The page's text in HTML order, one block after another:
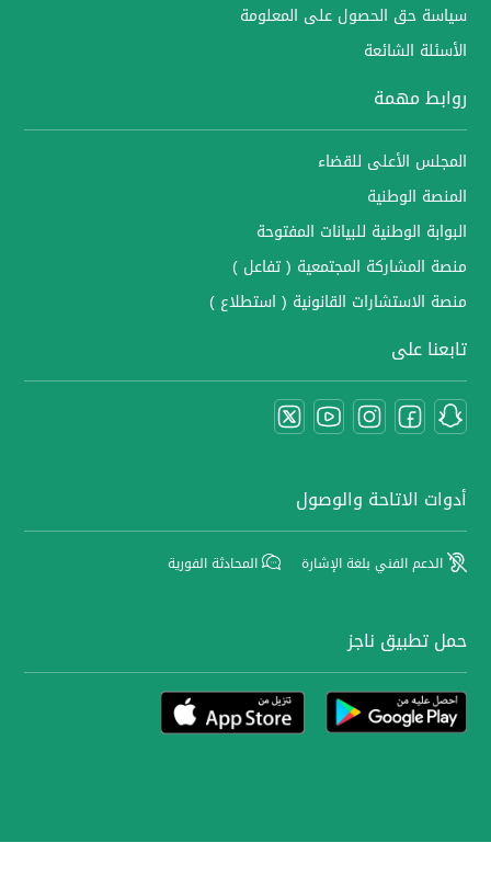
سياسة حق الحصول على المعلومة
الأسئلة الشائعة
روابط مهمة
المجلس الأعلى للقضاء
المنصة الوطنية
البوابة الوطنية للبيانات المفتوحة
منصة المشاركة المجتمعية ( تفاعل )
منصة الاستشارات القانونية ( استطلاع )
تابعنا على
أدوات الاتاحة والوصول
الدعم الفني بلغة الإشارة المحادثة الفورية
حمل تطبيق ناجز